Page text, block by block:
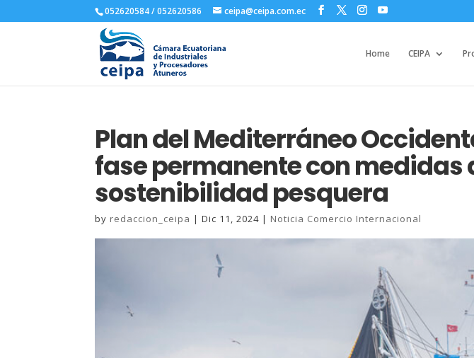
052620584 / 052620586 ceipa@ceipa.com.ec
Home CEIPA
Plan del Mediterráneo
fase permanente con medidas
sostenibilidad pesquera
by redaccion_ceipa |Dic 11, 2024 | Noticia Comercio Internacional